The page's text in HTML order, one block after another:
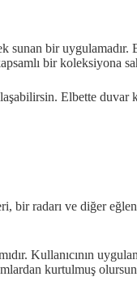
sunan bir
bir koleksiyona
Elbette duvar
bir radarı ve diğer
Kullanıcının
kurtulmuş